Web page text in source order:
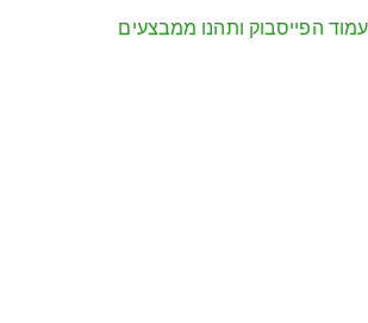
הפייסבוק ותהנו ממבצעים